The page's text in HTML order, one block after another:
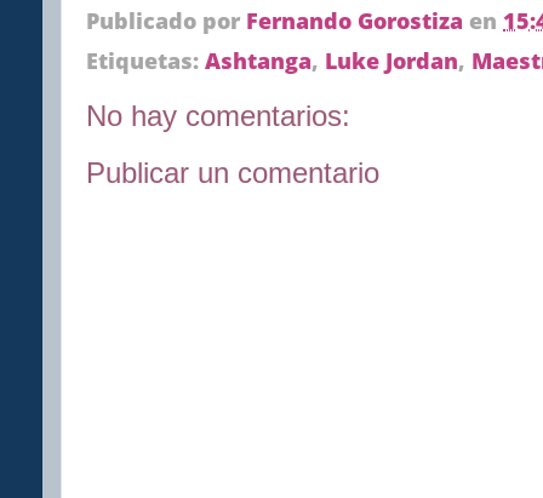
Publicado por Fernando Gorostiza en
Etiquetas: Ashtanga, Luke Jordan,
No hay comentarios:
Publicar un comentario